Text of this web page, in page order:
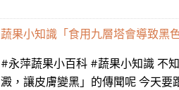
蔬果小知識「食用九層塔會導致黑
#永萍蔬果小百科 #蔬果小知識 不
澱，讓皮膚變黑」的傳聞呢 今天